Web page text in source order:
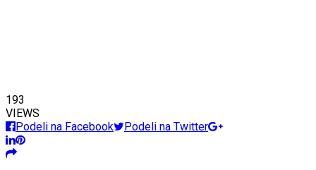
193
VIEWS
Podeli na Facebook
Podeli na Twitter